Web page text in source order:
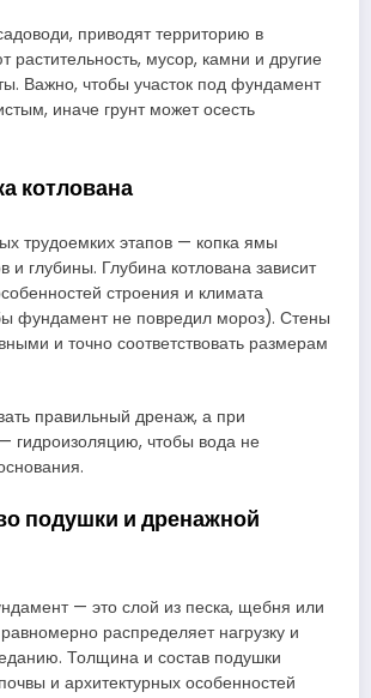
приводят территорию в
растительность, мусор, камни и другие
Важно, чтобы участок под фундамент
иначе грунт может осесть
котлована
трудоемких этапов — копка ямы
и глубины. Глубина котлована зависит
строения и климата
фундамент не повредил мороз). Стены
и точно соответствовать размерам
правильный дренаж, а при
гидроизоляцию, чтобы вода не
подушки и дренажной
— это слой из песка, щебня или
распределяет нагрузку и
Толщина и состав подушки
и архитектурных особенностей